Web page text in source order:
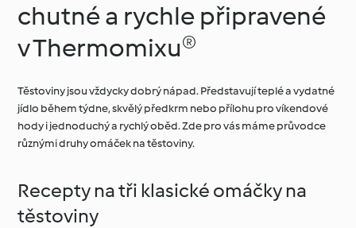
chutné a rychle připravené
v Thermomixu®
Těstoviny jsou vždycky dobrý nápad. Představují teplé a vydatné
jídlo během týdne, skvělý předkrm nebo přílohu pro víkendové
hody i jednoduchý a rychlý oběd. Zde pro vás máme průvodce
různými druhy omáček na těstoviny.
Recepty na tři klasické omáčky na
těstoviny